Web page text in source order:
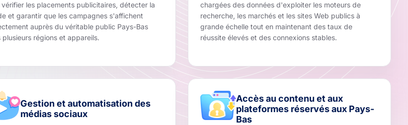
vérifier les placements publicitaires, détecter la
et garantir que les campagnes s'affichent
auprès du véritable public Pays-Bas
plusieurs régions et appareils.
chargées des données d'exploiter les moteurs de
recherche, les marchés et les sites Web publics à
grande échelle tout en maintenant des taux de
réussite élevés et des connexions stables.
Gestion et automatisation des
médias sociaux
Accès au contenu et aux
plateformes réservés aux Pays-
Bas